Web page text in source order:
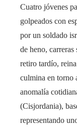
Cuatro jóvenes
golpeados con
por un soldado
de heno,
retiro tardío,
culmina en torno
anomalía
(Cisjordania),
representando